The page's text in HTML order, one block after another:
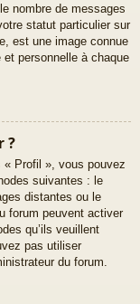
nombre de messages
statut particulier sur
est une image connue
personnelle à chaque
?
« Profil », vous pouvez
suivantes : le
distantes ou le
forum peuvent activer
qu’ils veuillent
pas utiliser
du forum.